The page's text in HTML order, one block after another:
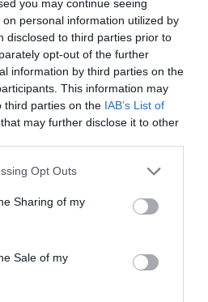
you may continue seeing
personal information utilized by
disclosed to third parties prior to
opt-out of the further
information by third parties on the
This information may
third parties on the IAB’s List of
that may further disclose it to other
Opt Outs
Sharing of my
Sale of my